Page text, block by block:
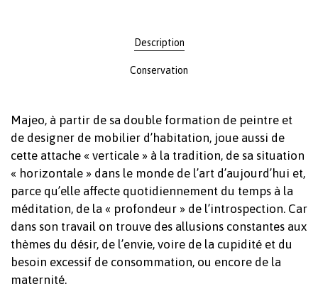
Votre panier est vide.
Description
Conservation
Majeo, à partir de sa double formation de peintre et
de designer de mobilier d’habitation, joue aussi de
cette attache « verticale » à la tradition, de sa situation
« horizontale » dans le monde de l’art d’aujourd’hui et,
parce qu’elle affecte quotidiennement du temps à la
méditation, de la « profondeur » de l’introspection. Car
dans son travail on trouve des allusions constantes aux
thèmes du désir, de l’envie, voire de la cupidité et du
besoin excessif de consommation, ou encore de la
maternité.